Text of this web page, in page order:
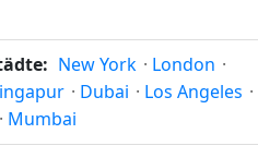
New York · London ·
· Dubai · Los Angeles ·
· Mumbai